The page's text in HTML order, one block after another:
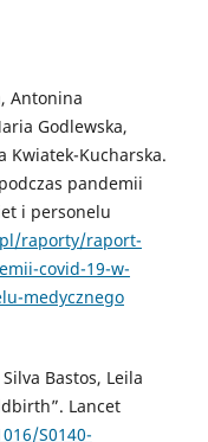
Antonina
Godlewska,
Kwiatek-Kucharska.
pandemii
i personelu
raporty/raport-
covid-19-w-
medycznego
Bastos, Leila
Lancet
S0140-